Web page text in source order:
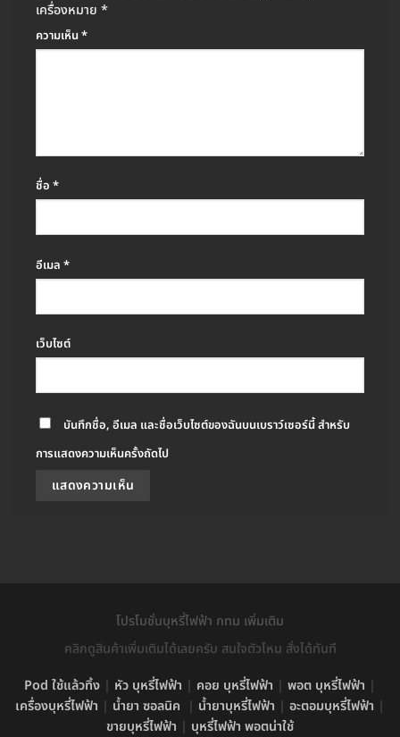
เครื่องหมาย *
ความเห็น*
ชื่อ *
อีเมล *
เว็บไซต์
บันทึกชื่อ, อีเมล และชื่อเว็บไซต์ของฉันบนเบราว์เซอร์นี้ สำหรับ
การแสดงความเห็นครั้งถัดไป
โปรโมชั่นบุหรี่ไฟฟ้า กทม เพิ่มเติม
คลิกดูสินค้าเพิ่มเติมได้เลยครับ สนใจตัวไหน สั่งได้ทันที
Pod ใช้แล้วทิ้ง | หัว บุหรี่ไฟฟ้า | คอย บุหรี่ไฟฟ้า | พอต บุหรี่ไฟฟ้า |
เครื่องบุหรี่ไฟฟ้า | น้ำยา ซอลนิค | น้ำยาบุหรี่ไฟฟ้า | อะตอมบุหรี่ไฟฟ้า |
ขายบุหรี่ไฟฟ้า | บุหรี่ไฟฟ้า พอตน่าใช้